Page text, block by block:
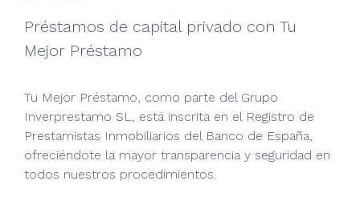
Préstamos de capital privado con Tu
Mejor Préstamo
Tu Mejor Préstamo, como parte del Grupo
Inverprestamo SL, está inscrita en el Registro de
Prestamistas Inmobiliarios del Banco de España,
ofreciéndote la mayor transparencia y seguridad en
todos nuestros procedimientos.